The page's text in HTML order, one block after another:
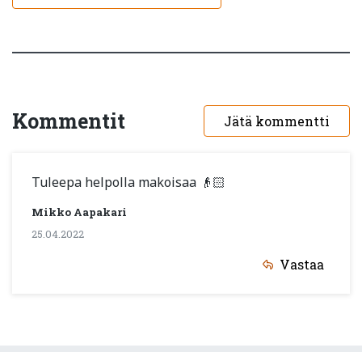
Kommentit Jätä kommentti
Tuleepa helpolla makoisaa 👴🏻
Mikko Aapakari
25.04.2022
Vastaa